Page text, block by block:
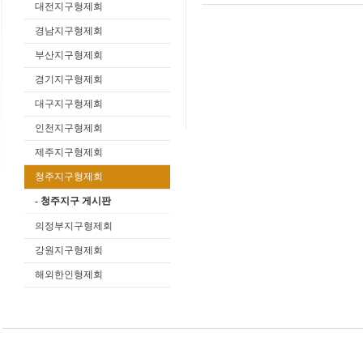
대전지구형제회
경남지구형제회
부산지구형제회
경기지구형제회
대구지구형제회
인천지구형제회
제주지구형제회
청주지구형제회
- 청주지구 게시판
의정부지구형제회
강원지구형제회
해외한인형제회